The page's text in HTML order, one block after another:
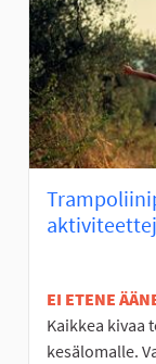
EI ETENE
Kaikkea kivaa
kesälomalle.